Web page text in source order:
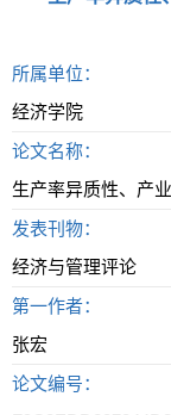
所属单位：
经济学院
论文名称：
生产率异质性、产
发表刊物：
经济与管理评论
第一作者：
张宏
论文编号：